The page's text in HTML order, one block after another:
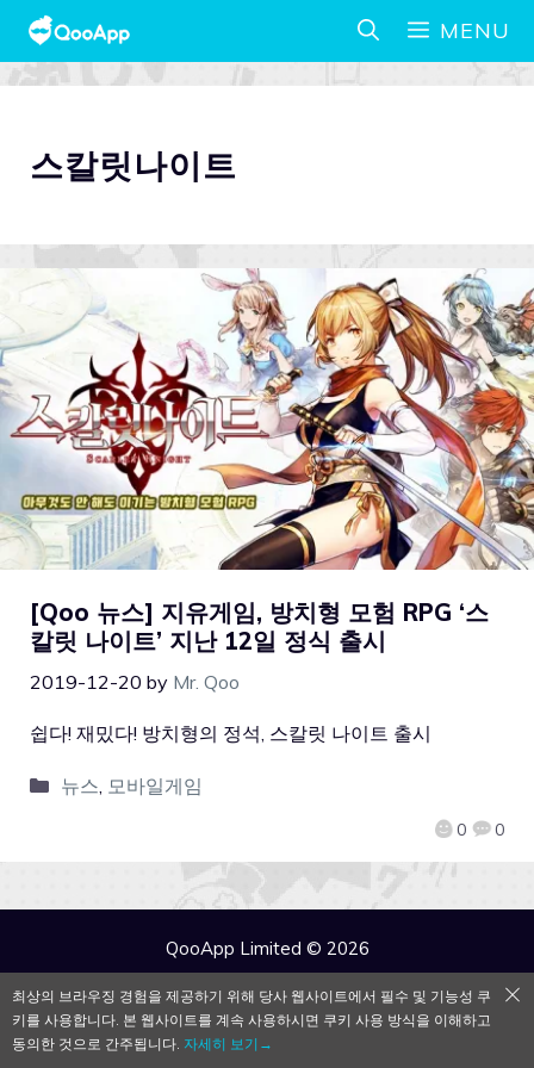
MENU
스칼릿나이트
[Qoo 뉴스] 지유게임, 방치형 모험 RPG ‘스
칼릿 나이트’ 지난 12일 정식 출시
2019-12-20 by Mr. Qoo
0 0
쉽다! 재밌다! 방치형의 정석, 스칼릿 나이트 출시
뉴스, 모바일게임
QooApp Limited © 2026
최상의 브라우징 경험을 제공하기 위해 당사 웹사이트에서 필수 및 기능성 쿠
키를 사용합니다. 본 웹사이트를 계속 사용하시면 쿠키 사용 방식을 이해하고
동의한 것으로 간주됩니다. 자세히 보기→